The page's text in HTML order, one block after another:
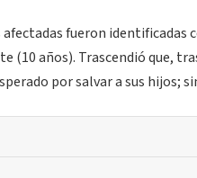
afectadas fueron identificadas
(10 años). Trascendió que,
por salvar a sus hijos;